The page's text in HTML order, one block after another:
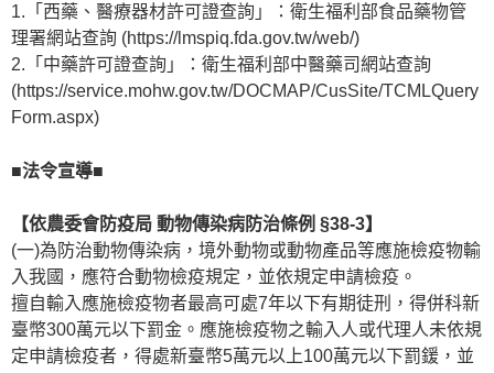
1.「西藥、醫療器材許可證查詢」：衛生福利部食品藥物管
理署網站查詢 (https://lmspiq.fda.gov.tw/web/)
2.「中藥許可證查詢」：衛生福利部中醫藥司網站查詢
(https://service.mohw.gov.tw/DOCMAP/CusSite/TCMLQuery
Form.aspx)
■法令宣導■
【依農委會防疫局 動物傳染病防治條例 §38-3】
(一)為防治動物傳染病，境外動物或動物產品等應施檢疫物輸
入我國，應符合動物檢疫規定，並依規定申請檢疫。
擅自輸入應施檢疫物者最高可處7年以下有期徒刑，得併科新
臺幣300萬元以下罰金。應施檢疫物之輸入人或代理人未依規
定申請檢疫者，得處新臺幣5萬元以上100萬元以下罰鍰，並